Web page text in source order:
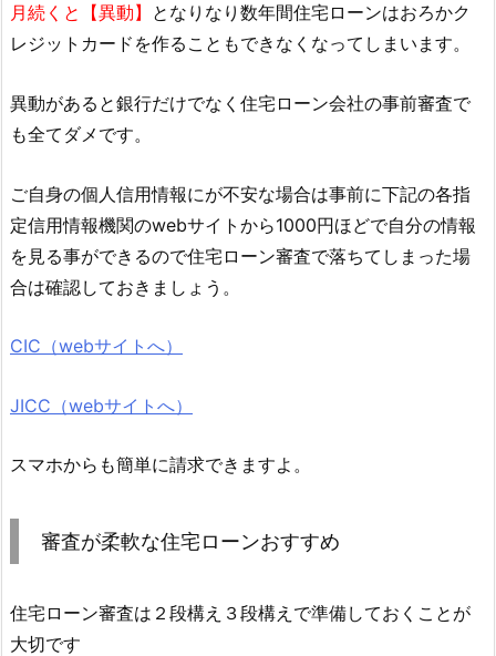
月続くと【異動】 となりなり数年間住宅ローンはおろかク
レジットカードを作ることもできなくなってしまいます。
異動があると銀行だけでなく住宅ローン会社の事前審査で
も全てダメです。
ご自身の個人信用情報にが不安な場合は事前に下記の各指
定信用情報機関のwebサイトから1000円ほどで自分の情報
を見る事ができるので住宅ローン審査で落ちてしまった場
合は確認しておきましょう。
CIC（webサイトへ）
JICC（webサイトへ）
スマホからも簡単に請求できますよ。
審査が柔軟な住宅ローンおすすめ
住宅ローン審査は２段構え３段構えで準備しておくことが
大切です